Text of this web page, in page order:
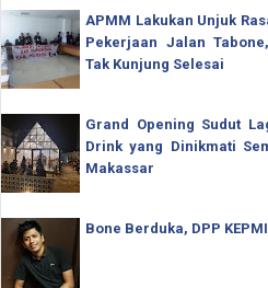
APMM Lakukan Unjuk
Pekerjaan Jalan
Tak Kunjung Selesai
Grand Opening Sudut
Drink yang Dinikmati
Makassar
Bone Berduka, DPP